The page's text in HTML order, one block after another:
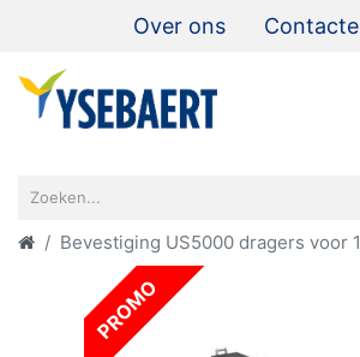
Over ons
Bevestiging US5000 dragers voor
PROMO